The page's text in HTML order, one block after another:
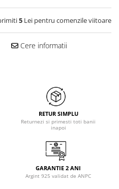
5 Lei pentru comenzile viitoare
Cere informatii
RETUR SIMPLU
Returnezi si primesti toti banii
inapoi
GARANTIE 2 ANI
Argint 925 validat de ANPC